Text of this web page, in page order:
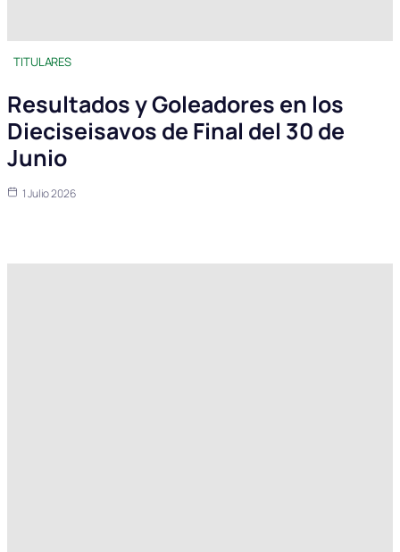
TITULARES
Resultados y Goleadores en los
Dieciseisavos de Final del 30 de
Junio
1 Julio 2026